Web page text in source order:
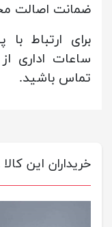
ضمانت اصالت
برای ارتباط
ساعات اداری
تماس باشید.
خریداران این